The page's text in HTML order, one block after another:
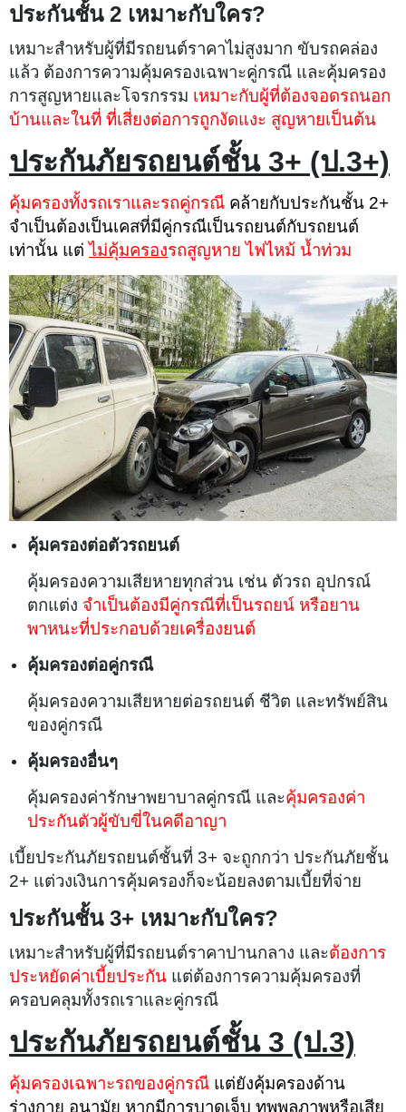
ประกันชั้น 2 เหมาะกับใคร?
เหมาะสำหรับผู้ที่มีรถยนต์ราคาไม่สูงมาก ขับรถคล่อง
แล้ว ต้องการความคุ้มครองเฉพาะคู่กรณี และคุ้มครอง
การสูญหายและโจรกรรม เหมาะกับผู้ที่ต้องจอดรถนอก
บ้านและในที่ ที่เสี่ยงต่อการถูกงัดแงะ สูญหายเป็นต้น
ประกันภัยรถยนต์ชั้น 3+ (ป.3+)
คุ้มครองทั้งรถเราและรถคู่กรณี คล้ายกับประกันชั้น 2+
จำเป็นต้องเป็นเคสที่มีคู่กรณีเป็นรถยนต์กับรถยนต์
เท่านั้น แต่ไม่คุ้มครองรถสูญหาย ไฟไหม้ น้ำท่วม
คุ้มครองต่อตัวรถยนต์
คุ้มครองความเสียหายทุกส่วน เช่น ตัวรถ อุปกรณ์
ตกแต่ง จำเป็นต้องมีคู่กรณีที่เป็นรถยน์ หรือยาน
พาหนะที่ประกอบด้วยเครื่องยนต์
คุ้มครองต่อคู่กรณี
คุ้มครองความเสียหายต่อรถยนต์ ชีวิต และทรัพย์สิน
ของคู่กรณี
คุ้มครองอื่นๆ
คุ้มครองค่ารักษาพยาบาลคู่กรณี และคุ้มครองค่า
ประกันตัวผู้ขับขี่ในคดีอาญา
เบี้ยประกันภัยรถยนต์ชั้นที่ 3+ จะถูกกว่า ประกันภัยชั้น
2+ แต่วงเงินการคุ้มครองก็จะน้อยลงตามเบี้ยที่จ่าย
ประกันชั้น 3+ เหมาะกับใคร?
เหมาะสำหรับผู้ที่มีรถยนต์ราคาปานกลาง และต้องการ
ประหยัดค่าเบี้ยประกัน แต่ต้องการความคุ้มครองที่
ครอบคลุมทั้งรถเราและคู่กรณี
ประกันภัยรถยนต์ชั้น 3 (ป.3)
คุ้มครองเฉพาะรถของคู่กรณี แต่ยังคุ้มครองด้าน
ร่างกาย อนามัย หากมีการบาดเจ็บ ทุพพลภาพหรือเสีย